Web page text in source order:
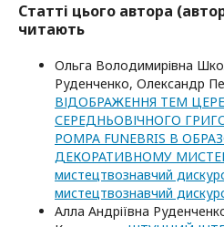
Статті цього автора
читають
Ольга Володимирівна
Руденченко, Олександр
ВІДОБРАЖЕННЯ ТЕМ
СЕРЕДНЬОВІЧНОГО
POMPA FUNEBRIS В
ДЕКОРАТИВНОМУ
мистецтвознавчий
мистецтвознавчий
Алла Андріївна